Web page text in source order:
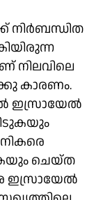
നിർബന്ധിത
നിലവിലെ
കാരണം.
ഇസ്രായേൽ
ചെയ്ത
ഇസ്രായേൽ